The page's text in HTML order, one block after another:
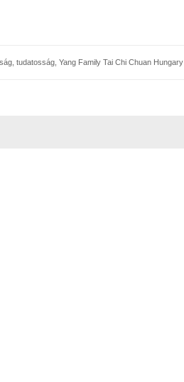
tudatosság Yang Family Tai Chi Chuan Hungary